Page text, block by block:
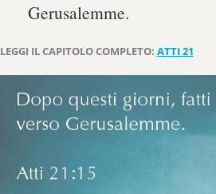
Gerusalemme.
LEGGI IL CAPITOLO COMPLETO: ATTI 21